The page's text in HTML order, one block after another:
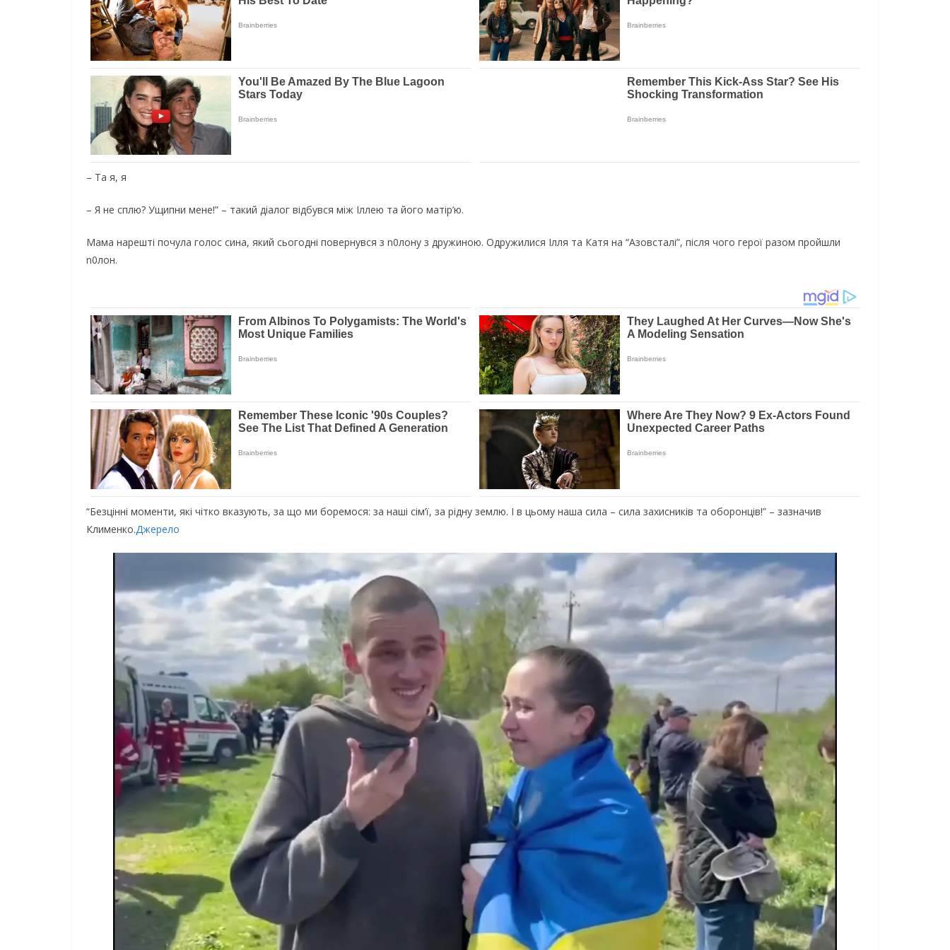
– Та я, я
– Я не сплю? Ущипни мене!” – такий діалог відбувся між Іллею та його матір’ю.
Мама нарешті почула голос сина, який сьогодні повернувся з n0лону з дружиною. Одружилися Ілля та Катя на “Азовсталі”, після чого герої разом пройшли
n0лон.
“Безцінні моменти, які чітко вказують, за що ми боремося: за наші сім’ї, за рідну землю. І в цьому наша сила – сила захисників та оборонців!” – зазначив
Клименко.Джерело